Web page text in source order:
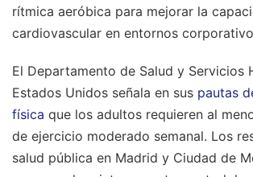
rítmica aeróbica para mejorar la
cardiovascular en entornos
El Departamento de Salud y Servicios
Estados Unidos señala en sus pautas
física que los adultos requieren al
de ejercicio moderado semanal. Los
salud pública en Madrid y Ciudad de